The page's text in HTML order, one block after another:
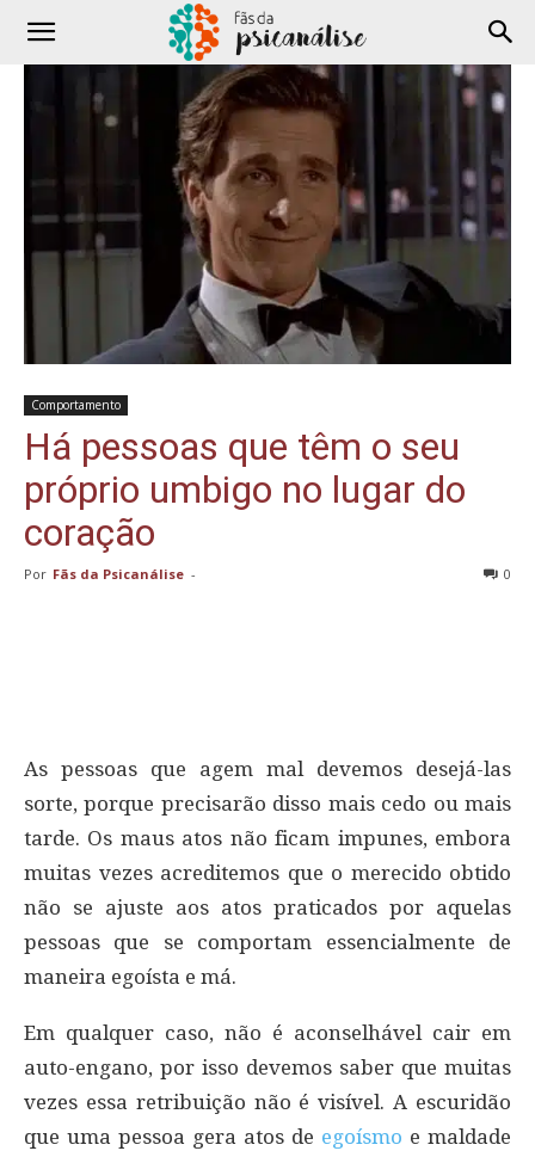
Comportamento
Há pessoas que têm o seu
próprio umbigo no lugar do
coração
Por Fãs da Psicanálise - 0
As pessoas que agem mal devemos desejá-las
sorte, porque precisarão disso mais cedo ou mais
tarde. Os maus atos não ficam impunes, embora
muitas vezes acreditemos que o merecido obtido
não se ajuste aos atos praticados por aquelas
pessoas que se comportam essencialmente de
maneira egoísta e má.
Em qualquer caso, não é aconselhável cair em
auto-engano, por isso devemos saber que muitas
vezes essa retribuição não é visível. A escuridão
que uma pessoa gera atos de egoísmo e maldade